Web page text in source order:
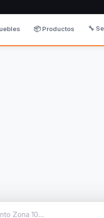
📦 Productos 🔧